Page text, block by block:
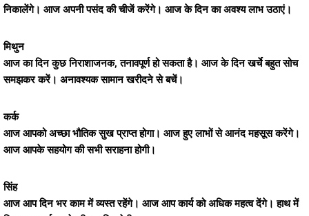
निकालेंगे। आज अपनी पसंद की चीजें करेंगे। आज के दिन का अवश्य लाभ उठाएं।
मिथुन
आज का दिन कुछ निराशाजनक, तनावपूर्ण हो सकता है। आज के दिन खर्चे बहुत सोच
समझकर करें। अनावश्यक सामान खरीदने से बचें।
कर्क
आज आपको अच्छा भौतिक सुख प्राप्त होगा। आज हुए लाभों से आनंद महसूस करेंगे।
आज आपके सहयोग की सभी सराहना होगी।
सिंह
आज आप दिन भर काम में व्यस्त रहेंगे। आज आप कार्य को अधिक महत्व देंगे। हाथ में